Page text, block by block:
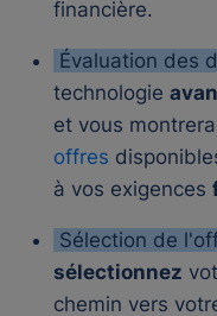
financière.
Évaluation des
technologie
et vous
offres
à vos exigences
Sélection de
sélectionnez
chemin vers